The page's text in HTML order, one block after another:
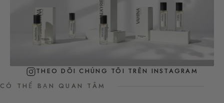
THEO DÕI CHÚNG TÔI TRÊN INSTAGRAM
CÓ THỂ BẠN QUAN TÂM